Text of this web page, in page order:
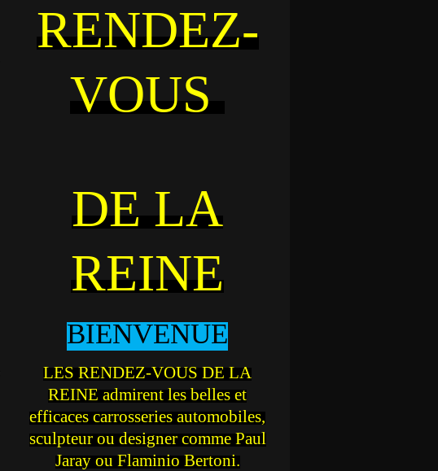
RENDEZ-
VOUS
DE LA
REINE
BIENVENUE
LES RENDEZ-VOUS DE LA
REINE admirent les belles et
efficaces carrosseries automobiles,
sculpteur ou designer comme Paul
Jaray ou Flaminio Bertoni.